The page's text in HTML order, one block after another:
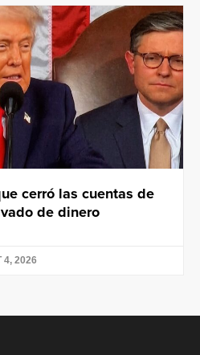
cerró las cuentas de
de dinero
4, 2026